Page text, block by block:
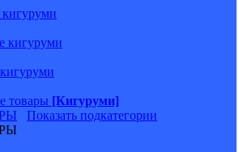
кигуруми
товары [Кигуруми]
Показать подкатегории